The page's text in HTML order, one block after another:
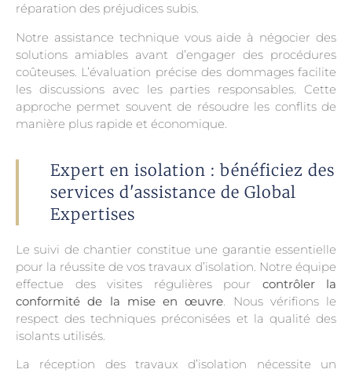
réparation des préjudices subis.
Notre assistance technique vous aide à négocier des
solutions amiables avant d’engager des procédures
coûteuses. L’évaluation précise des dommages facilite
les discussions avec les parties responsables. Cette
approche permet souvent de résoudre les conflits de
manière plus rapide et économique.
Expert en isolation : bénéficiez des
services d'assistance de Global
Expertises
Le suivi de chantier constitue une garantie essentielle
pour la réussite de vos travaux d’isolation. Notre équipe
effectue des visites régulières pour contrôler la
conformité de la mise en œuvre. Nous vérifions le
respect des techniques préconisées et la qualité des
isolants utilisés.
La réception des travaux d’isolation nécessite un